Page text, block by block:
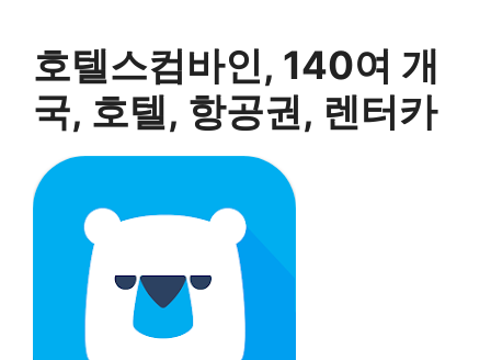
호텔스컴바인, 140여 개
국, 호텔, 항공권, 렌터카